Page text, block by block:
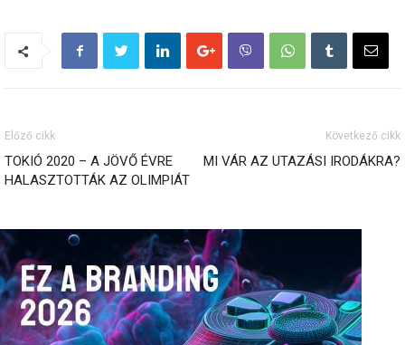
Előző cikk
TOKIÓ 2020 – A JÖVŐ ÉVRE
HALASZTOTTÁK AZ OLIMPIÁT
Következő cikk
MI VÁR AZ UTAZÁSI IRODÁKRA?